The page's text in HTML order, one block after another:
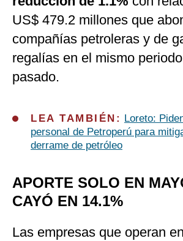
US$ 479.2 millones que
compañías petroleras y de
regalías en el mismo
pasado.
LEA TAMBIÉN:
Loreto:
personal de Petroperú para
derrame de petróleo
APORTE SOLO EN
CAYÓ EN 14.1%
Las empresas que operan